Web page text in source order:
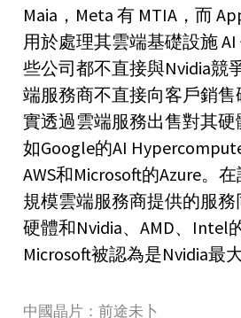
Maia，Meta 有 MTIA，而
用於處理其雲端基礎設施
些公司都不直接與Nvidia競
端服務商不直接向客戶銷
實透過雲端服務出售對其
如Google的AI
AWS和Microsoft的Azure。
規模雲端服務商提供的服
硬體和Nvidia、AMD、Intel
Microsoft被認為是Nvidia最
中國晶片：前途未卜